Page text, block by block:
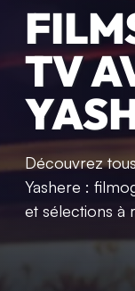
TV
Découvrez
Yashere :
et sélections à